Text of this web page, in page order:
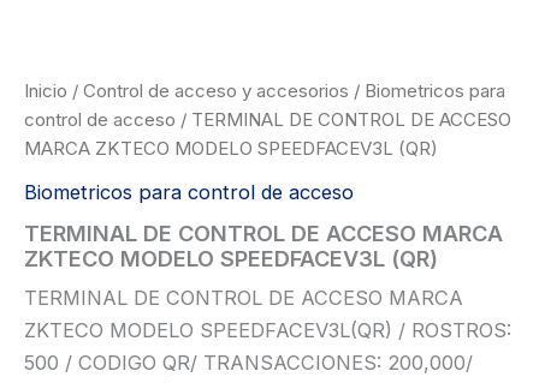
Inicio / Control de acceso y accesorios / Biometricos para
control de acceso / TERMINAL DE CONTROL DE ACCESO
MARCA ZKTECO MODELO SPEEDFACEV3L (QR)
Biometricos para control de acceso
TERMINAL DE CONTROL DE ACCESO MARCA
ZKTECO MODELO SPEEDFACEV3L (QR)
TERMINAL DE CONTROL DE ACCESO MARCA
ZKTECO MODELO SPEEDFACEV3L(QR) / ROSTROS:
500 / CODIGO QR/ TRANSACCIONES: 200,000/